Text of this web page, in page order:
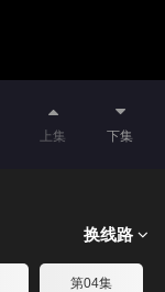
上集 下集
换线路
第04集